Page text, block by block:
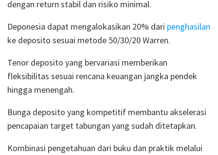
dengan return stabil dan risiko minimal.
Deponesia dapat mengalokasikan 20% dari penghasilan
ke deposito sesuai metode 50/30/20 Warren.
Tenor deposito yang bervariasi memberikan
fleksibilitas sesuai rencana keuangan jangka pendek
hingga menengah.
Bunga deposito yang kompetitif membantu akselerasi
pencapaian target tabungan yang sudah ditetapkan.
Kombinasi pengetahuan dari buku dan praktik melalui